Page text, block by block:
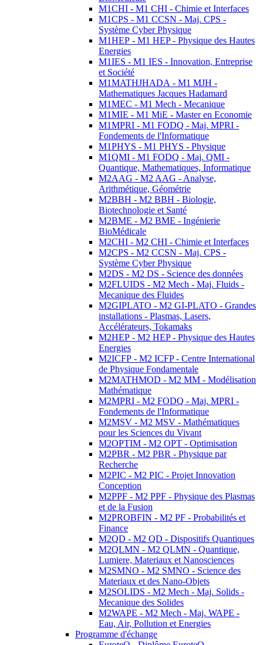
M1CHI - M1 CHI - Chimie et Interfaces
M1CPS - M1 CCSN - Maj. CPS -
Système Cyber Physique
M1HEP - M1 HEP - Physique des Hautes
Energies
M1IES - M1 IES - Innovation, Entreprise
et Société
M1MATHJHADA - M1 MJH -
Mathematiques Jacques Hadamard
M1MEC - M1 Mech - Mecanique
M1MIE - M1 MiE - Master en Economie
M1MPRI - M1 FODQ - Maj. MPRI -
Fondements de l'Informatique
M1PHYS - M1 PHYS - Physique
M1QMI - M1 FODQ - Maj. QMI -
Quantique, Mathematiques, Informatique
M2AAG - M2 AAG - Analyse,
Arithmétique, Géométrie
M2BBH - M2 BBH - Biologie,
Biotechnologie et Santé
M2BME - M2 BME - Ingénierie
BioMédicale
M2CHI - M2 CHI - Chimie et Interfaces
M2CPS - M2 CCSN - Maj. CPS -
Système Cyber Physique
M2DS - M2 DS - Science des données
M2FLUIDS - M2 Mech - Maj. Fluids -
Mecanique des Fluides
M2GIPLATO - M2 GI-PLATO - Grandes
installations - Plasmas, Lasers,
Accélérateurs, Tokamaks
M2HEP - M2 HEP - Physique des Hautes
Energies
M2ICFP - M2 ICFP - Centre International
de Physique Fondamentale
M2MATHMOD - M2 MM - Modélisation
Mathématique
M2MPRI - M2 FODQ - Maj. MPRI -
Fondements de l'Informatique
M2MSV - M2 MSV - Mathématiques
pour les Sciences du Vivant
M2OPTIM - M2 OPT - Optimisation
M2PBR - M2 PBR - Physique par
Recherche
M2PIC - M2 PIC - Projet Innovation
Conception
M2PPF - M2 PPF - Physique des Plasmas
et de la Fusion
M2PROBFIN - M2 PF - Probabilités et
Finance
M2QD - M2 QD - Dispositifs Quantiques
M2QLMN - M2 QLMN - Quantique,
Lumiere, Materiaux et Nanosciences
M2SMNO - M2 SMNO - Science des
Materiaux et des Nano-Objets
M2SOLIDS - M2 Mech - Maj. Solids -
Mecanique des Solides
M2WAPE - M2 Mech - Maj. WAPE -
Eau, Air, Pollution et Energies
Programme d'échange